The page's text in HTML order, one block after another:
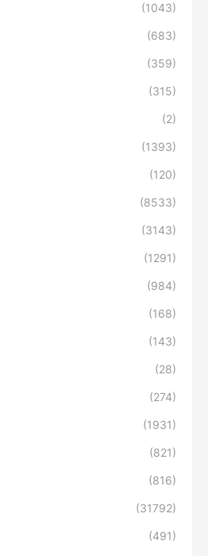
(1043)
(683)
(359)
(315)
(2)
(1393)
(120)
(8533)
(3143)
(1291)
(984)
(168)
(143)
(28)
(274)
(1931)
(821)
(816)
(31792)
(491)